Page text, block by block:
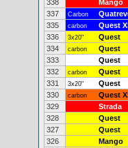
338
Mango
337
Carbon
335
carbon Quest
336
3x20" Quest
334
carbon Quest
333
Quest
332
carbon Quest
331
3x20" Quest
330
carbon Quest
329
Strada
328
Quest
327
Quest
326
Mango